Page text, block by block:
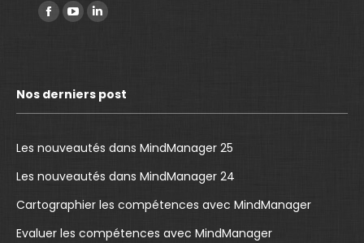
Trouvez nous sur :
F
o
a
g
Y
e
g
e
L
e
I
n
a
g
Nos derniers post
Les nouveautés dans MindManager 25
Les nouveautés dans MindManager 24
Cartographier les compétences avec MindManager
Evaluer les compétences avec MindManager